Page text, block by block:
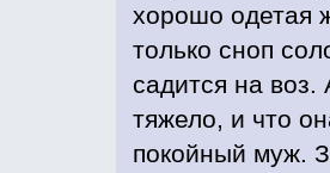
хорошо одетая
только сноп
садится на
тяжело, и что
покойный муж.